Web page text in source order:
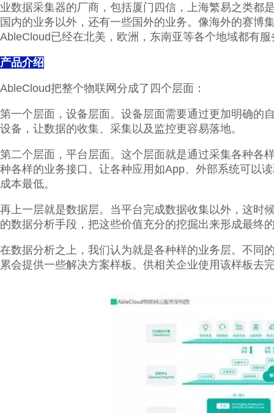
业数据采集器的厂商，包括厦门四信，上海繁易之类都
国内的业务以外，还有一些国外的业务。像海外的赛博
AbleCloud已经在北美，欧洲，东南亚等各个地域都有
产品介绍
AbleCloud把整个物联网分成了四个层面：
第一个层面，设备层面。设备层面需要通过更加明确的
设备，让数据的收集、采集以及监控更容易落地。
第二个层面，平台层面。这个层面就是通过采集各种各
种各样的业务接口。让各种应用如App、外部系统可以
成本最低。
再上一层就是数据层。当平台完成数据收集以外，这时
的数据分析手段，把这些价值充分的挖掘出来形成最终
在数据分析之上，我们认为就是各种样的业务层。不同
累会提供一些解决方案样板。供相关企业使用该样板去